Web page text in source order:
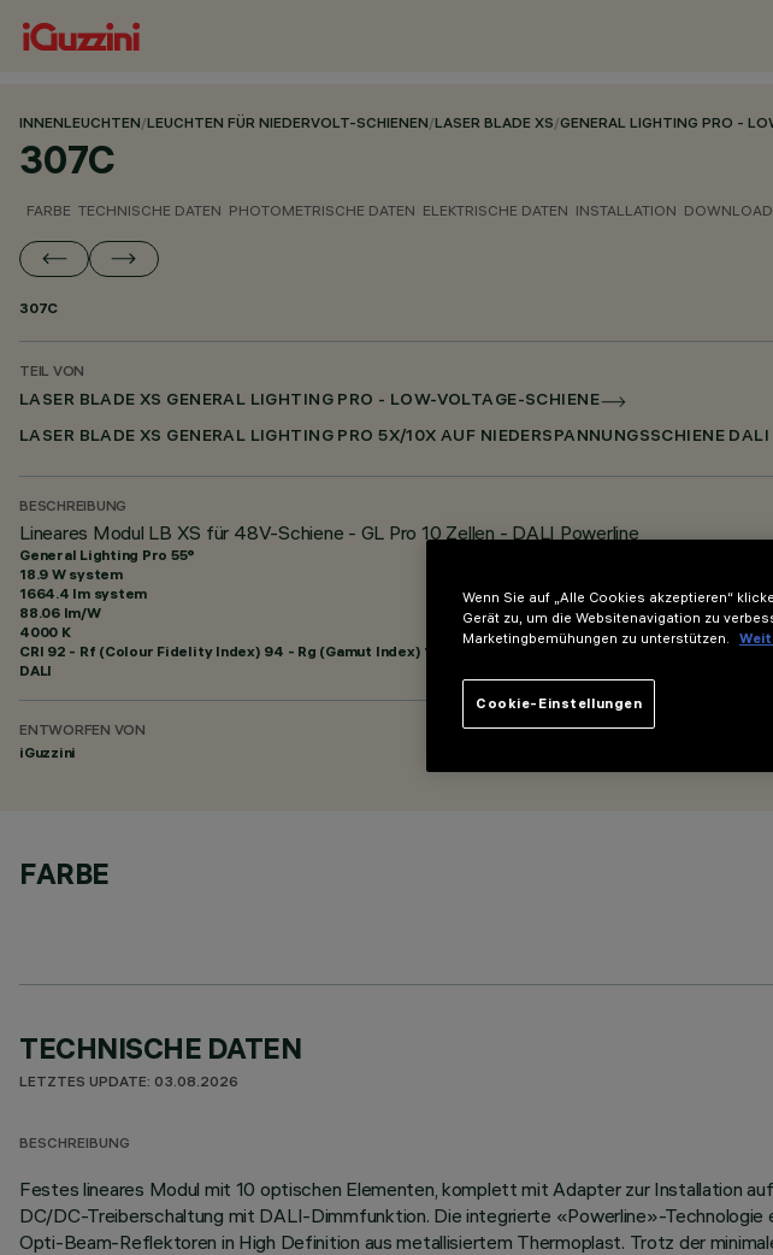
INNENLEUCHTEN/LEUCHTEN FÜR NIEDERVOLT-SCHIENEN/LASER BLADE XS/GENERAL LIGHTING PRO -
307C
FARBE TECHNISCHE DATEN PHOTOMETRISCHE DATEN ELEKTRISCHE DATEN INSTALLATION
307C
TEIL VON
LASER BLADE XS GENERAL LIGHTING PRO - LOW-VOLTAGE-SCHIENE
LASER BLADE XS GENERAL LIGHTING PRO 5X/10X AUF NIEDERSPANNUNGSSCHIENE
BESCHREIBUNG
Lineares Modul LB XS für 48V-Schiene - GL Pro 10 Zellen - DALI Powerline
General Lighting Pro 55°
18.9 W system
1664.4 lm system
88.06 lm/W
4000 K
CRI 92 - Rf (Colour Fidelity Index) 94 - Rg (Gamut Index) 102
DALI
ENTWORFEN VON
iGuzzini
FARBE
TECHNISCHE DATEN
LETZTES UPDATE: 03.08.2026
BESCHREIBUNG
Festes lineares Modul mit 10 optischen Elementen, komplett mit Adapter zur Installation
DC/DC-Treiberschaltung mit DALI-Dimmfunktion. Die integrierte «Powerline»-
Opti-Beam-Reflektoren in High Definition aus metallisiertem Thermoplast. Trotz der
Wenn Sie auf „Alle Cookies akzeptieren“
Gerät zu, um die Websitenavigation zu
Marketingbemühungen zu unterstützen.
Cookie-Einstellungen